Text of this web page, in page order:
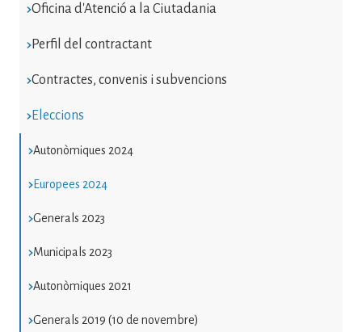
Oficina d'Atenció a la Ciutadania
Perfil del contractant
Contractes, convenis i subvencions
Eleccions
Autonòmiques 2024
Europees 2024
Generals 2023
Municipals 2023
Autonòmiques 2021
Generals 2019 (10 de novembre)